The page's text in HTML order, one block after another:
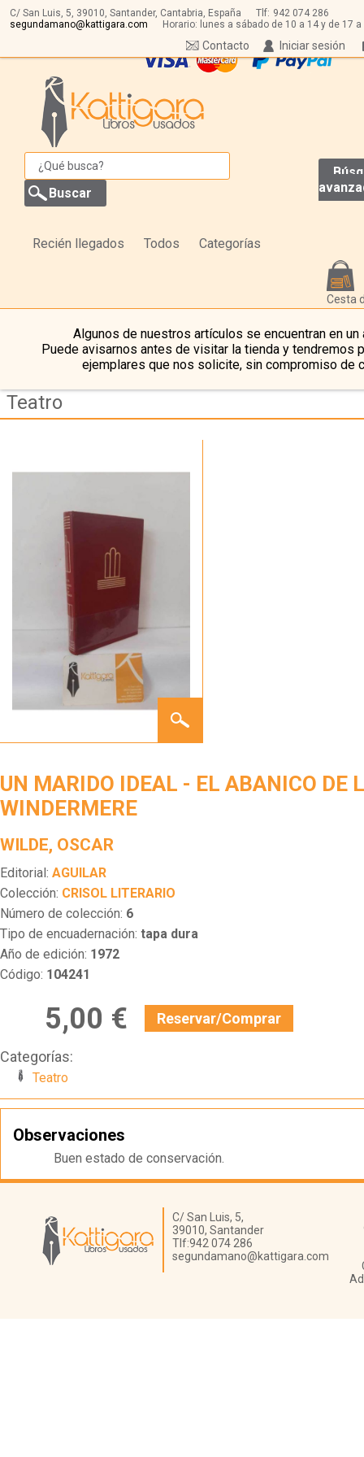
C/ San Luis, 5, 39010, Santander, Cantabria, España Tlf: 942 074 286
segundamano@kattigara.com
Horario: lunes a sábado de 10 a 14 y de 17 a
Iniciar sesión
Contacto
Recién llegados Todos Categorías
Cesta
Algunos de nuestros artículos se encuentran en un
Puede avisarnos antes de visitar la tienda y tendremos
ejemplares que nos solicite, sin compromiso de
Teatro
MARIDO
DE
UN MARIDO IDEAL - EL ABANICO DE
WINDERMERE
WILDE, OSCAR
Editorial: AGUILAR
Colección: CRISOL LITERARIO
Número de colección: 6
Tipo de encuadernación: tapa dura
Año de edición: 1972
Código: 104241
5,00 € Reservar/Comprar
Categorías:
Teatro
Observaciones
Buen estado de conservación.
Librería Kattigara
C/ San Luis, 5,
39010, Santander
Tlf:942 074 286
segundamano@kattigara.com